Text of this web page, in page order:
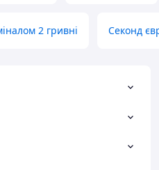
2 гривні Секонд